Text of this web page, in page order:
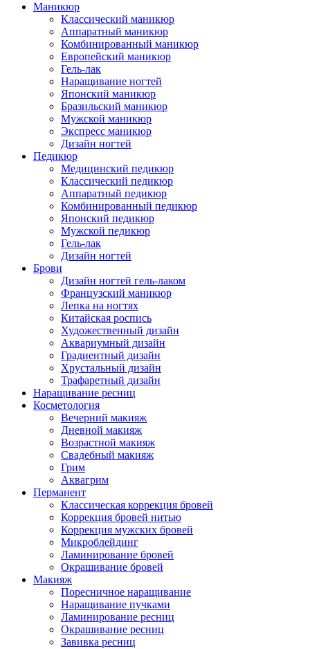
Маникюр
Классический маникюр
Аппаратный маникюр
Комбинированный маникюр
Европейский маникюр
Гель-лак
Наращивание ногтей
Японский маникюр
Бразильский маникюр
Мужской маникюр
Экспресс маникюр
Дизайн ногтей
Педикюр
Медицинский педикюр
Классический педикюр
Аппаратный педикюр
Комбинированный педикюр
Японский педикюр
Мужской педикюр
Гель-лак
Дизайн ногтей
Брови
Дизайн ногтей гель-лаком
Французский маникюр
Лепка на ногтях
Китайская роспись
Художественный дизайн
Аквариумный дизайн
Градиентный дизайн
Хрустальный дизайн
Трафаретный дизайн
Наращивание ресниц
Косметология
Вечерний макияж
Дневной макияж
Возрастной макияж
Свадебный макияж
Грим
Аквагрим
Перманент
Классическая коррекция бровей
Коррекция бровей нитью
Коррекция мужских бровей
Микроблейдинг
Ламинирование бровей
Окрашивание бровей
Макияж
Поресничное наращивание
Наращивание пучками
Ламинирование ресниц
Окрашивание ресниц
Завивка ресниц